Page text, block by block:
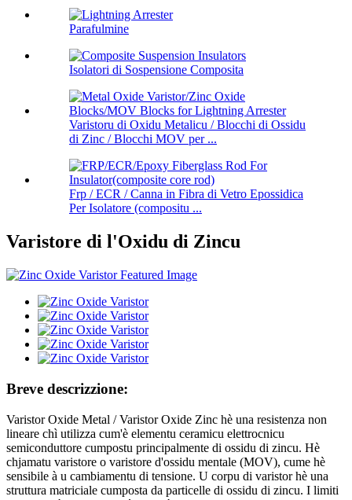
Parafulmine
Isolatori di Sospensione Composita
Varistoru di Oxidu Metalicu / Blocchi di Ossidu
di Zinc / Blocchi MOV per ...
Frp / ECR / Canna in Fibra di Vetro Epossidica
Per Isolatore (compositu ...
Varistore di l'Oxidu di Zincu
Breve descrizzione:
Varistor Oxide Metal / Varistor Oxide Zinc hè una resistenza non
lineare chì utilizza cum'è elementu ceramicu elettrocnicu
semiconduttore cumpostu principalmente di ossidu di zincu. Hè
chjamatu varistore o varistore d'ossidu mentale (MOV), cume hè
sensibile à u cambiamentu di tensione. U corpu di varistor hè una
struttura matriciale cumposta da particelle di ossidu di zincu. I limiti